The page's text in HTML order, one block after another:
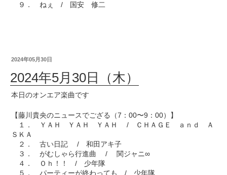
９． ねぇ / 国安 修二
2024年05月30日
2024年5月30日（木）
本日のオンエア楽曲です
【藤川貴央のニュースでござる（7：00〜9：00）】
１． ＹＡＨ ＹＡＨ ＹＡＨ / ＣＨＡＧＥ ａｎｄ Ａ
ＳＫＡ
２． 古い日記 / 和田アキ子
３． がむしゃら行進曲 / 関ジャニ∞
４． Ｏｈ！！ / 少年隊
５． パーティーが終わっても / 少年隊